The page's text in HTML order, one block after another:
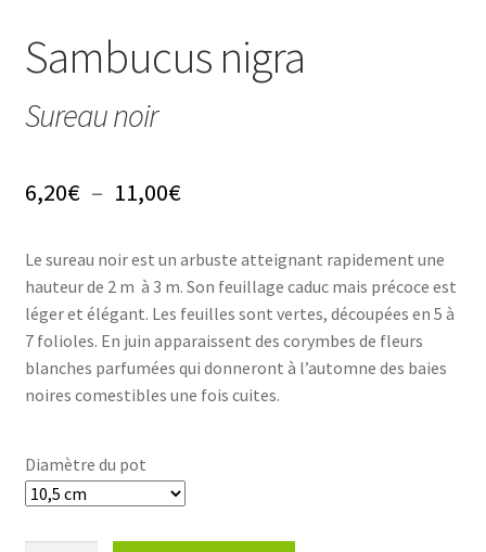
L’emballage
Avis
Sambucus nigra
Sureau noir
6,20€ – 11,00€Plage
prix :
6,20€
à
11,00€
Le sureau noir est un arbuste atteignant rapidement une
hauteur de 2 m à 3 m. Son feuillage caduc mais précoce est
léger et élégant. Les feuilles sont vertes, découpées en 5 à
7 folioles. En juin apparaissent des corymbes de fleurs
blanches parfumées qui donneront à l’automne des baies
noires comestibles une fois cuites.
Diamètre du pot